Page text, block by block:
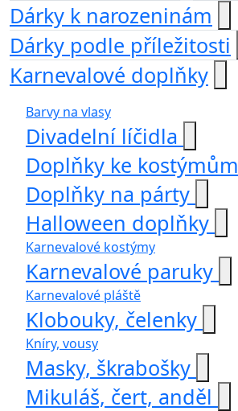
Dárky k narozeninám
Dárky podle příležitosti
Karnevalové doplňky
Barvy na vlasy
Divadelní líčidla
Doplňky ke kostýmům
Doplňky na párty
Halloween doplňky
Karnevalové kostýmy
Karnevalové paruky
Karnevalové pláště
Klobouky, čelenky
Kníry, vousy
Masky, škrabošky
Mikuláš, čert, anděl